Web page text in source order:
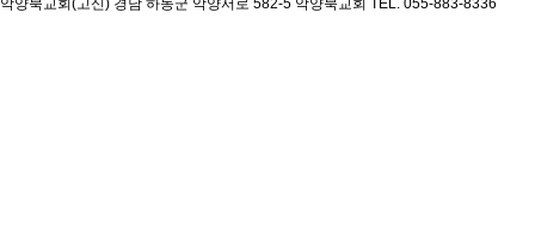
악양북교회(고신) 경남 하동군 악양서로 582-5 악양북교회 TEL. 055-883-8336